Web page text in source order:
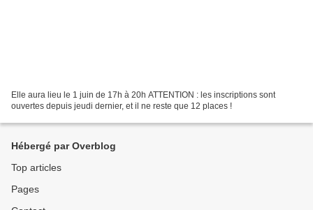
Elle aura lieu le 1 juin de 17h à 20h ATTENTION : les inscriptions sont
ouvertes depuis jeudi dernier, et il ne reste que 12 places !
Hébergé par Overblog
Top articles
Pages